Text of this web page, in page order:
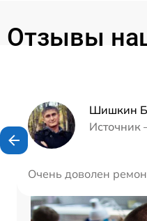
Отзывы
Шишкин
Источник
Очень доволен
Наши